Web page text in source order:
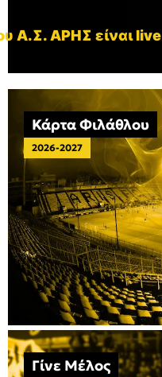
Α.Σ. ΑΡΗΣ είναι live
Κάρτα Φιλάθλου
2026-2027
Γίνε Μέλος